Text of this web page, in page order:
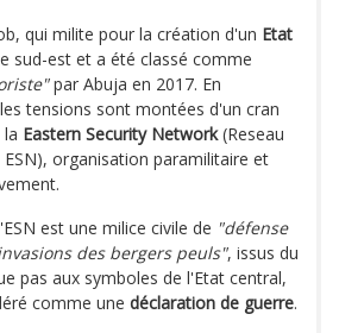
qui milite pour la création d'un Etat
sud-est et a été classé comme
par Abuja en 2017. En
tensions sont montées d'un cran
Eastern Security Network(Reseau
ESN), organisation paramilitaire et
est une milice civile de "défense
des bergers peuls", issus du
pas aux symboles de l'Etat central,
comme une déclaration de guerre.